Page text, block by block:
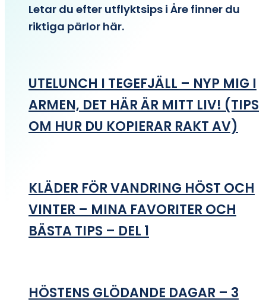
Letar du efter utflyktsips i Åre finner du
riktiga pärlor här.
UTELUNCH I TEGEFJÄLL – NYP MIG I
ARMEN, DET HÄR ÄR MITT LIV! (TIPS
OM HUR DU KOPIERAR RAKT AV)
KLÄDER FÖR VANDRING HÖST OCH
VINTER – MINA FAVORITER OCH
BÄSTA TIPS – DEL 1
HÖSTENS GLÖDANDE DAGAR – 3